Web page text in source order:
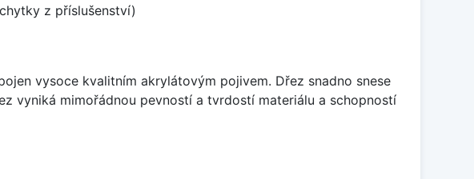
z příslušenství)
vysoce kvalitním akrylátovým pojivem. Dřez snadno snese
vyniká mimořádnou pevností a tvrdostí materiálu a schopností